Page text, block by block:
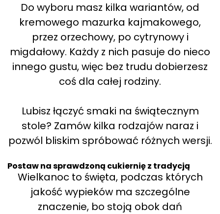
Do wyboru masz kilka wariantów, od
kremowego mazurka kajmakowego,
przez orzechowy, po cytrynowy i
migdałowy. Każdy z nich pasuje do nieco
innego gustu, więc bez trudu dobierzesz
coś dla całej rodziny.
Lubisz łączyć smaki na świątecznym
stole? Zamów kilka rodzajów naraz i
pozwól bliskim spróbować różnych wersji.
Postaw na sprawdzoną cukiernię z tradycją
Wielkanoc to święta, podczas których
jakość wypieków ma szczególne
znaczenie, bo stoją obok dań